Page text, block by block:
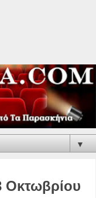
▼
Οκτωβρίου